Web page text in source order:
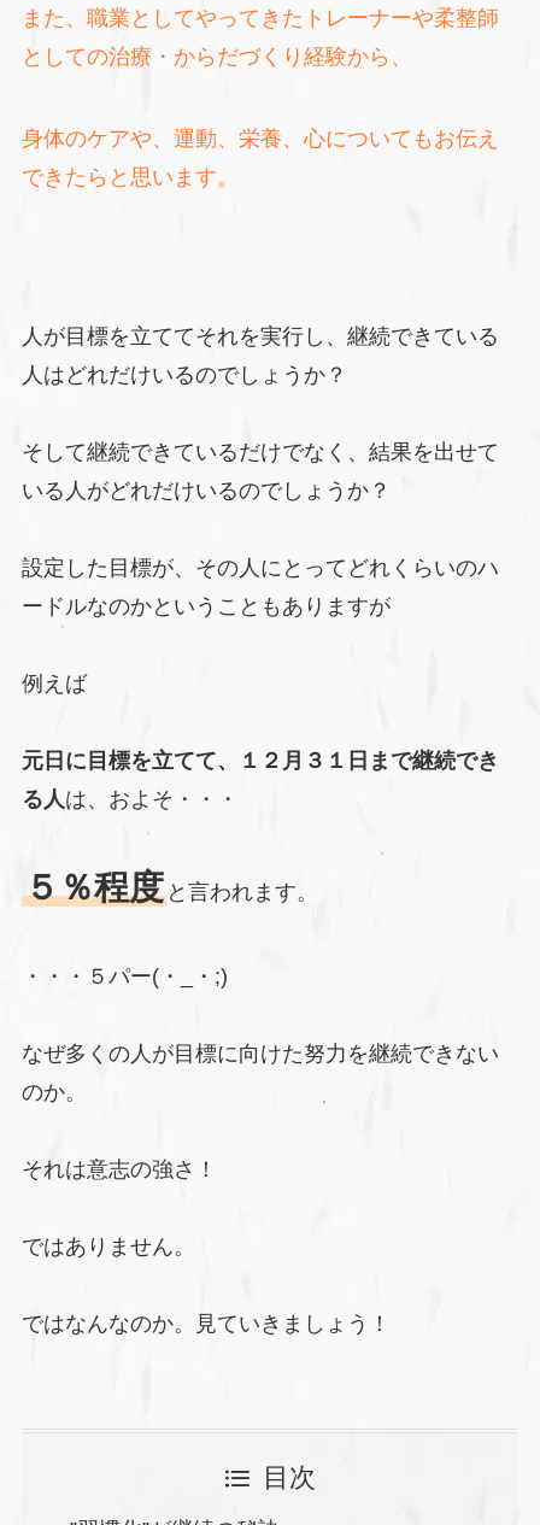
また、職業としてやってきたトレーナーや柔整師
としての治療・からだづくり経験から、
身体のケアや、運動、栄養、心についてもお伝え
できたらと思います。
人が目標を立ててそれを実行し、継続できている
人はどれだけいるのでしょうか？
そして継続できているだけでなく、結果を出せて
いる人がどれだけいるのでしょうか？
設定した目標が、その人にとってどれくらいのハ
ードルなのかということもありますが
例えば
元日に目標を立てて、１２月３１日まで継続でき
る人 は、およそ・・・
５％程度と言われます。
・・・５パー(・_・;)
なぜ多くの人が目標に向けた努力を継続できない
のか。
それは意志の強さ！
ではありません。
ではなんなのか。見ていきましょう！
目次